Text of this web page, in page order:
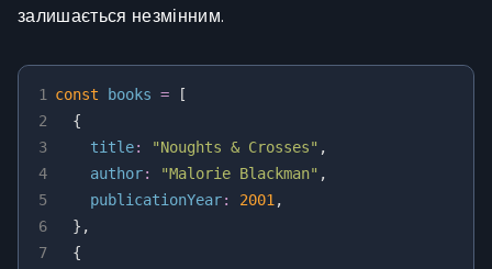
залишається незмінним.
1
2
3
4
5
6
7
const books =
[
{
title: "Noughts & Crosses" ,
author: "Malorie Blackman" ,
publicationYear: 2001 ,
} ,
{